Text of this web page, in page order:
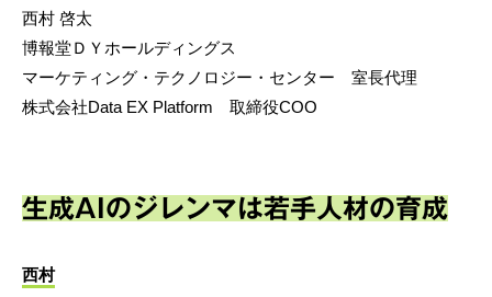
西村 啓太
博報堂ＤＹホールディングス
マーケティング・テクノロジー・センター 室長代理
株式会社Data EX Platform 取締役COO
生成AIのジレンマは若手人材の育成
西村